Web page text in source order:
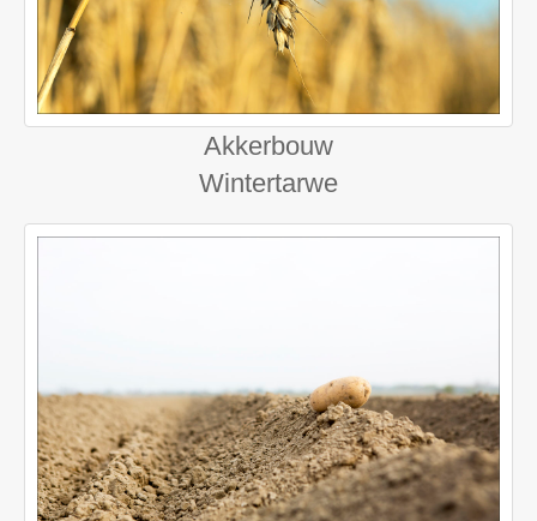
Akkerbouw
Wintertarwe